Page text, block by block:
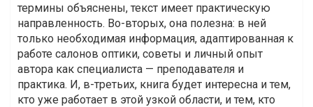
термины объяснены, текст имеет практическую
направленность. Во-вторых, она полезна: в ней
только необходимая информация, адаптированная к
работе салонов оптики, советы и личный опыт
автора как специалиста — преподавателя и
практика. И, в-третьих, книга будет интересна и тем,
кто уже работает в этой узкой области, и тем, кто